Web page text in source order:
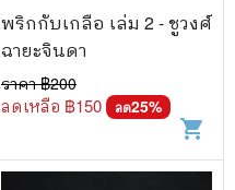
พริกกับเกลือ เล่ม 2 - ชูวงศ์
ฉายะจินดา
ราคา ฿200
ลดเหลือ ฿150 ลด25%
shopping_cart